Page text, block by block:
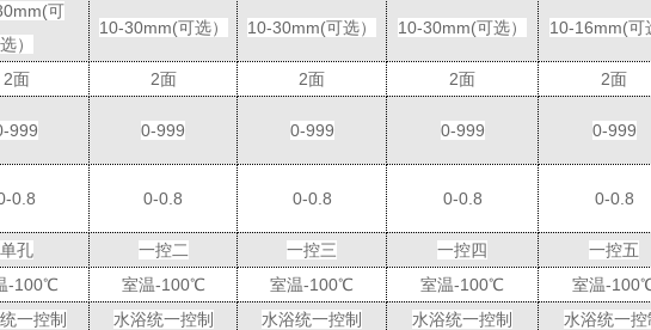
mm(可
选）
10-30mm(可选） 10-30mm(可选） 10-30mm(可选） 10-16mm(可
2面 2面 2面 2面 2面
999 0-999 0-999 0-999 0-999
0.8 0-0.8 0-0.8 0-0.8 0-0.8
单孔 一控二 一控三 一控四
一控五
-100℃ 室温-100℃ 室温-100℃ 室温-100℃ 室温-100
一控制 水浴统一控制 水浴统一控制 水浴统一控制
水浴统一控